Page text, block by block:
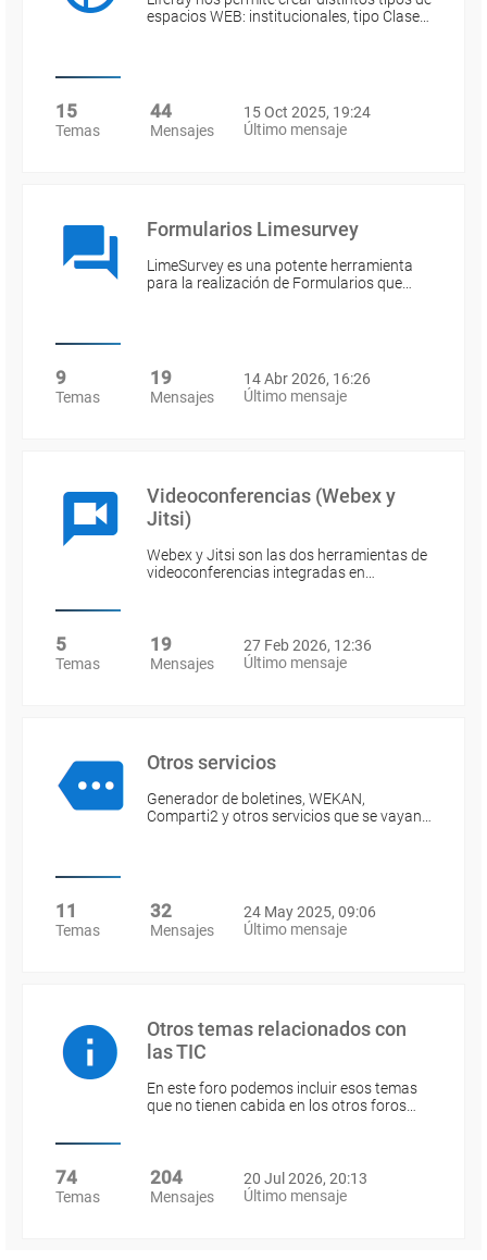
espacios WEB: institucionales, tipo Clase…
15
Temas
44
Mensajes
15 Oct 2025, 19:24
Último mensaje
Formularios Limesurvey
LimeSurvey es una potente herramienta
para la realización de Formularios que…
9
Temas
19
Mensajes
14 Abr 2026, 16:26
Último mensaje
Videoconferencias (Webex y
Jitsi)
Webex y Jitsi son las dos herramientas de
videoconferencias integradas en…
5
Temas
19
Mensajes
27 Feb 2026, 12:36
Último mensaje
Otros servicios
Generador de boletines, WEKAN,
Comparti2 y otros servicios que se vayan…
11
Temas
32
Mensajes
24 May 2025, 09:06
Último mensaje
Otros temas relacionados con
las TIC
En este foro podemos incluir esos temas
que no tienen cabida en los otros foros…
74
Temas
204
Mensajes
20 Jul 2026, 20:13
Último mensaje